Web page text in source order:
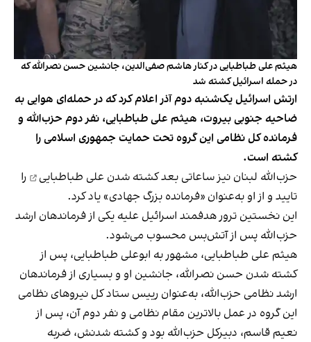
هیثم علی طباطبایی در کنار هاشم صفی‌الدین، جانشین حسن نصرالله که
در حمله اسرائیل کشته شد
ارتش اسرائیل یک‌شنبه دوم آذر اعلام کرد که در حمله‌ای هوایی به
ضاحیه جنوبی بیروت، هیثم علی طباطبایی، نفر دوم حزب‌الله و
فرمانده کل نظامی این گروه تحت حمایت جمهوری اسلامی را
کشته است.
حزب‌الله لبنان نیز ساعاتی بعدکشته شدن علی طباطبایی
را
تایید و از او به‌عنوان «فرمانده بزرگ جهادی» یاد کرد.
این نخستین ترور هدفمند اسرائیل علیه یکی از فرماندهان ارشد
حزب‌الله پس از آتش‌بس محسوب می‌شود.
هیثم علی طباطبایی، مشهور به ابوعلی طباطبایی، پس از
کشته شدن حسن‌ نصرالله، جانشین او و بسیاری از فرماندهان
ارشد نظامی حزب‌الله، به‌عنوان رییس ستاد کل نیروهای نظامی
این گروه در عمل بالاترین مقام نظامی و نفر دوم آن، پس از
نعیم قاسم، دبیرکل حزب‌الله بود و کشته شدنش، ضربه